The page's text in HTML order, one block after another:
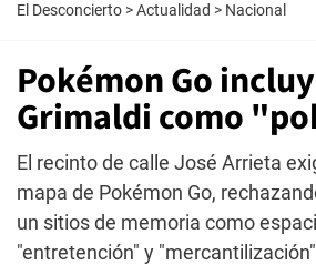
El Desconcierto >Actualidad > Nacional
Pokémon Go
Grimaldi como
El recinto de calle José Arrieta
mapa de Pokémon Go,
un sitios de memoria como
"entretención" y